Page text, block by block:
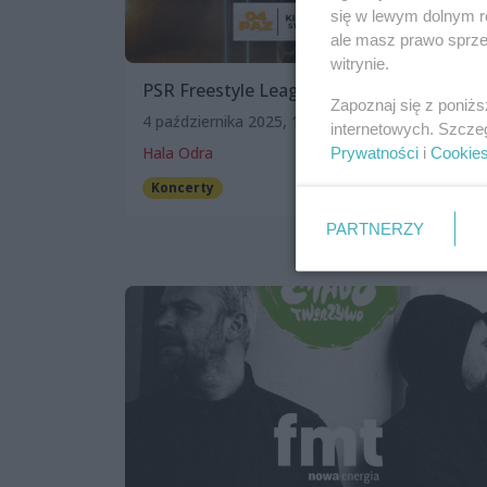
PSR Freestyle League Szczecin
4 października 2025, 16:00
Hala Odra
Koncerty
się w lewym dolnym
ale masz prawo
witrynie.
Zapoznaj się z
internetowych.
Prywatności i Cookies
PARTNERZY